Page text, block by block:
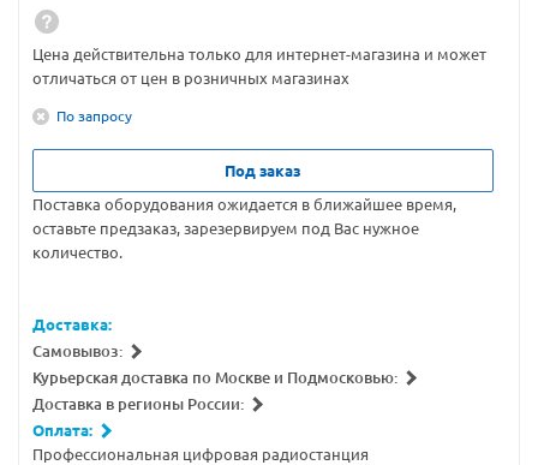
Цена действительна только для интернет-магазина и может
отличаться от цен в розничных магазинах
По запросу
Под заказ
Поставка оборудования ожидается в ближайшее время,
оставьте предзаказ, зарезервируем под Вас нужное
количество.
Доставка:
Самовывоз:
Курьерская доставка по Москве и Подмосковью:
Доставка в регионы России:
Оплата:
Профессиональная цифровая радиостанция